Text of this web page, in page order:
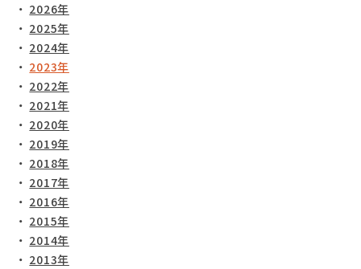
2026年
2025年
2024年
2023年
2022年
2021年
2020年
2019年
2018年
2017年
2016年
2015年
2014年
2013年